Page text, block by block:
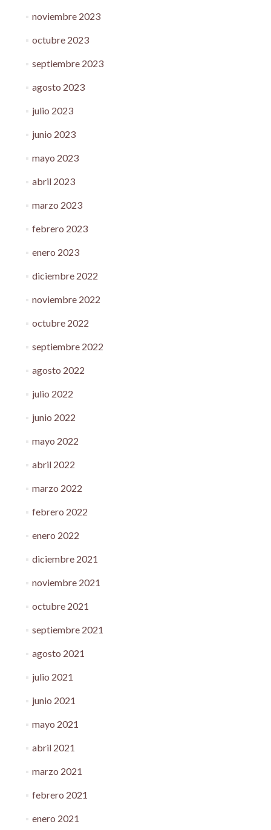
noviembre 2023
octubre 2023
septiembre 2023
agosto 2023
julio 2023
junio 2023
mayo 2023
abril 2023
marzo 2023
febrero 2023
enero 2023
diciembre 2022
noviembre 2022
octubre 2022
septiembre 2022
agosto 2022
julio 2022
junio 2022
mayo 2022
abril 2022
marzo 2022
febrero 2022
enero 2022
diciembre 2021
noviembre 2021
octubre 2021
septiembre 2021
agosto 2021
julio 2021
junio 2021
mayo 2021
abril 2021
marzo 2021
febrero 2021
enero 2021